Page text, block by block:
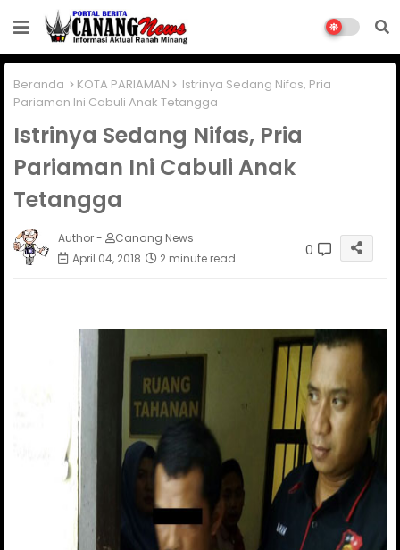
Beranda KOTA PARIAMAN
Istrinya Sedang Nifas, Pria
Pariaman Ini Cabuli Anak Tetangga
Istrinya Sedang Nifas, Pria
Pariaman Ini Cabuli Anak
Tetangga
Author -
Canang News
April 04, 2018
2 minute read 0